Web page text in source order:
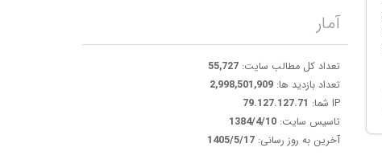
آمار
تعداد کل مطالب سایت: 55,727
تعداد بازدید ها: 2,998,501,909
IP شما:
79.127.127.71
تاسیس سایت: 1384/4/10
آخرین به روز رسانی: 1405/5/17